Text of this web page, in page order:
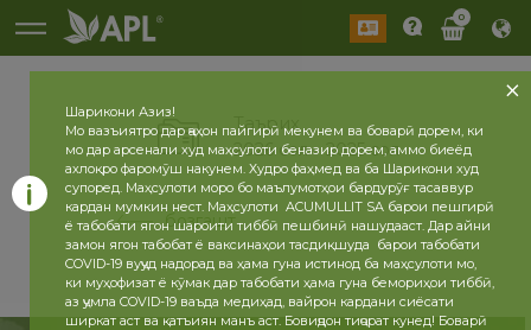
0
Таърих
2026 сол 2025 сол
бозгашт
Шарикони Азиз!
Мо вазъиятро дар ҷаҳон пайгирӣ мекунем ва боварӣ дорем, ки
мо дар арсенали худ маҳсулоти беназир дорем, аммо биеёд
ахлоқро фаромӯш накунем. Худро фаҳмед ва ба Шарикони худ
супоред. Маҳсулоти моро бо маълумотҳои бардурӯғ тасаввур
кардан мумкин нест. Маҳсулоти ACUMULLIT SA барои пешгирӣ
ё табобати ягон шароити тиббӣ пешбинӣ нашудааст. Дар айни
замон ягон табобат ё ваксинаҳои тасдиқшуда барои табобати
COVID-19 вуҷуд надорад ва ҳама гуна истинод ба маҳсулоти мо,
ки муҳофизат ё кӯмак дар табобати ҳама гуна бемориҳои тиббӣ,
аз ҷумла COVID-19 ваъда медиҳад, вайрон кардани сиёсати
ширкат аст ва қатъиян манъ аст. Бовиҷдон тиҷорат кунед! Боварӣ